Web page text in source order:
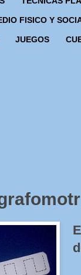
FISICO Y
JUEGOS